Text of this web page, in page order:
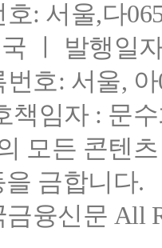
: 서울,다
ㅣ 발행일
호: 서울,
책임자 : 문
모든 콘텐
금합니다.
융신문 All